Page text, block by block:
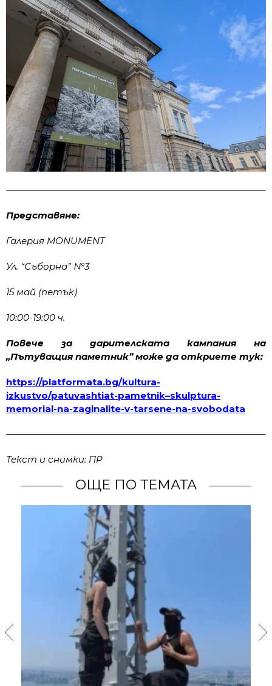
Представяне:
Галерия MONUMENT
Ул. “Съборна” №3
15 май (петък)
10:00-19:00 ч.
Повече за дарителската кампания на
„Пътуващия паметник” може да откриете тук:
https://platformata.bg/kultura-
izkustvo/patuvashtiat-pametnik–skulptura-
memorial-na-zaginalite-v-tarsene-na-svobodata
Текст и снимки: ПР
ОЩЕ ПО ТЕМАТА